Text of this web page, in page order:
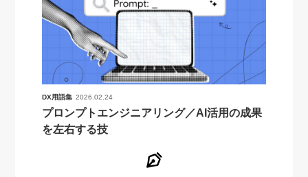
DX用語集 2026.02.24
プロンプトエンジニアリング／AI活用の成果
を左右する技